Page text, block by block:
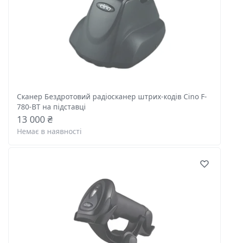
Сканер Бездротовий радіосканер штрих-кодів Cino F-
780-BT на підставці
13 000 ₴
Немає в наявності